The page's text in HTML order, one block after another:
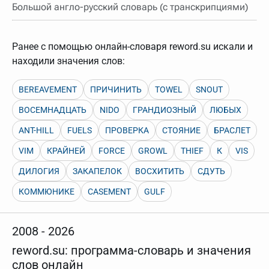
нужно будет нажать на кнопку "Найти".
Для более сложных случаев существует возможность
написать в строке запроса "Пушкин поэт" и нажать
"Найти", выведутся все словарные статьи о поэте
Пушкине, но не о городе.
неизвестные буквы. Например, в кроссворде есть
слово "***м***ов", в задании "русский поэт 19 века".
Пишем в Reword первым словом "***м***ов", далее
через пробел "поэт". Получается "***м***ов поэт" (без
кавычек). Нажимаем "Найти" и получаем статью
"Лермонтов" и не только.
Порядок словарей можно изменять, перетаскивая
словарь вверх или вниз за прямоугольник слева от
названия словаря. Также можно выключать ненужные
словари.
Большой англо-русский словарь (с транскрипциями)
Ранее с помощью онлайн-словаря reword.su искали и
находили значения слов:
BEREAVEMENT ПРИЧИНИТЬ TOWEL SNOUT
ВОСЕМНАДЦАТЬ NIDO ГРАНДИОЗНЫЙ ЛЮБЫХ
ANT-HILL FUELS ПРОВЕРКА СТОЯНИЕ БРАСЛЕТ
VIM КРАЙНЕЙ FORCE GROWL THIEF К VIS
ДИЛОГИЯ ЗАКАПЕЛОК ВОСХИТИТЬ СДУТЬ
КОММЮНИКЕ CASEMENT GULF
2008 - 2026
reword.su: программа-словарь и значения
слов онлайн